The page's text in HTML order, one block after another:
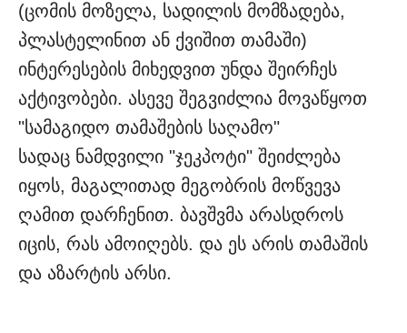
(ცომის მოზელა, სადილის მომზადება,
პლასტელინით ან ქვიშით თამაში)
ინტერესების მიხედვით უნდა შეირჩეს
აქტივობები. ასევე შეგვიძლია მოვაწყოთ
"სამაგიდო თამაშების საღამო"
სადაც ნამდვილი "ჯეკპოტი" შეიძლება
იყოს, მაგალითად მეგობრის მოწვევა
ღამით დარჩენით. ბავშვმა არასდროს
იცის, რას ამოიღებს. და ეს არის თამაშის
და აზარტის არსი.